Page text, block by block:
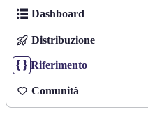
Dashboard
Distribuzione
Riferimento
Comunità